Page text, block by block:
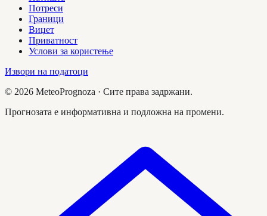
Потреси
Граници
Виџет
Приватност
Услови за користење
Извори на податоци
© 2026 MeteoPrognoza · Сите права задржани.
Прогнозата е информативна и подложна на промени.